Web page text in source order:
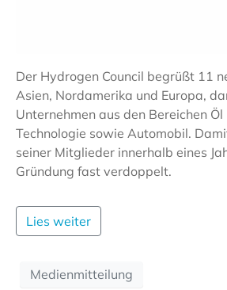
Der Hydrogen Council begrüßt 11
Asien, Nordamerika und Europa,
Unternehmen aus den Bereichen Öl
Technologie sowie Automobil.
seiner Mitglieder innerhalb eines
Gründung fast verdoppelt.
Lies weiter
Medienmitteilung